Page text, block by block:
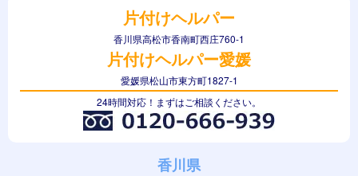
片付けヘルパー
香川県高松市香南町西庄760-1
片付けヘルパー愛媛
愛媛県松山市東方町1827-1
24時間対応！まずはご相談ください。
香川県